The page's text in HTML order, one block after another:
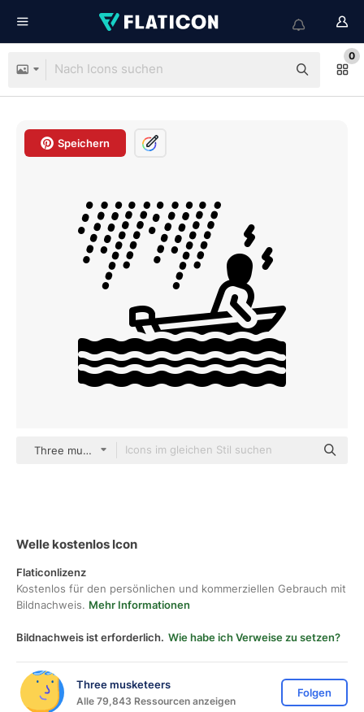
0
Speichern
Three musketeers Others
Welle kostenlos Icon
Flaticonlizenz
Kostenlos für den persönlichen und kommerziellen Gebrauch mit
Bildnachweis. Mehr Informationen
Bildnachweis ist erforderlich. Wie habe ich Verweise zu setzen?
Three musketeers
Alle 79,843 Ressourcen anzeigen
Folgen